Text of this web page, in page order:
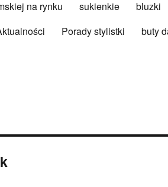
na rynku sukienkie bluzki
Porady stylistki buty